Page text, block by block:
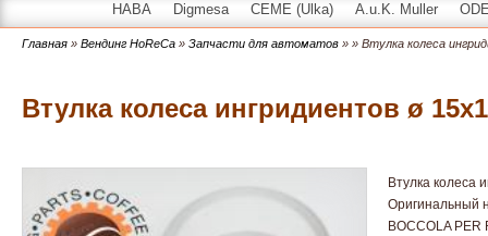
HABA Digmesa CEME (Ulka) A.u.K. Muller
Главная » Вендинг HoReCa » Запчасти для автоматов » » Втулка колеса
Втулка колеса ингридиентов ø
Втулка колеса
Оригинальный
BOCCOLA PER